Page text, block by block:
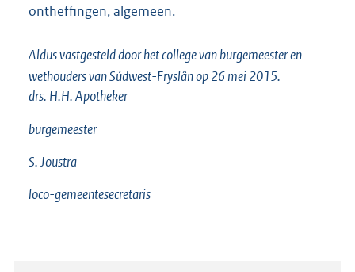
ontheffingen, algemeen.
Aldus vastgesteld door het college van burgemeester en
wethouders van Súdwest-Fryslân op 26 mei 2015.
drs. H.H.Apotheker
burgemeester
S.Joustra
loco-gemeentesecretaris